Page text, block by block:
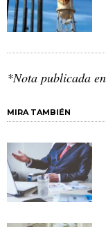
*Nota publicada
MIRA TAMBIÉN